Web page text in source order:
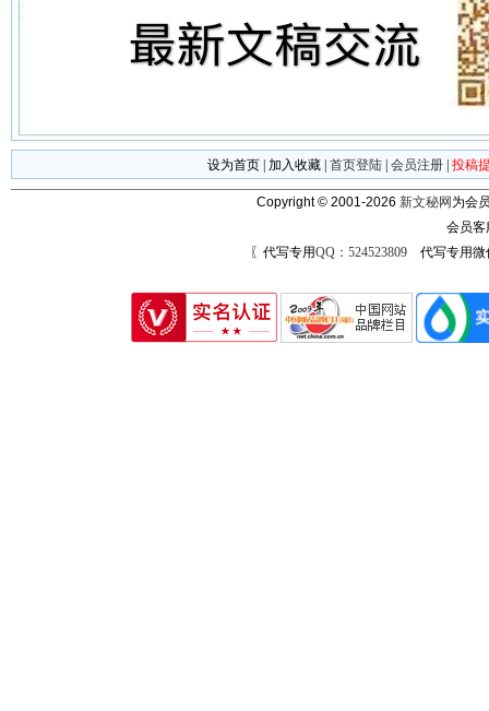
设为首页 加入收藏 首页登陆 会员注册 投稿
Copyright © 2001-2026 新文秘网 为会
会员
〖代写专用QQ：524523809代写专用微